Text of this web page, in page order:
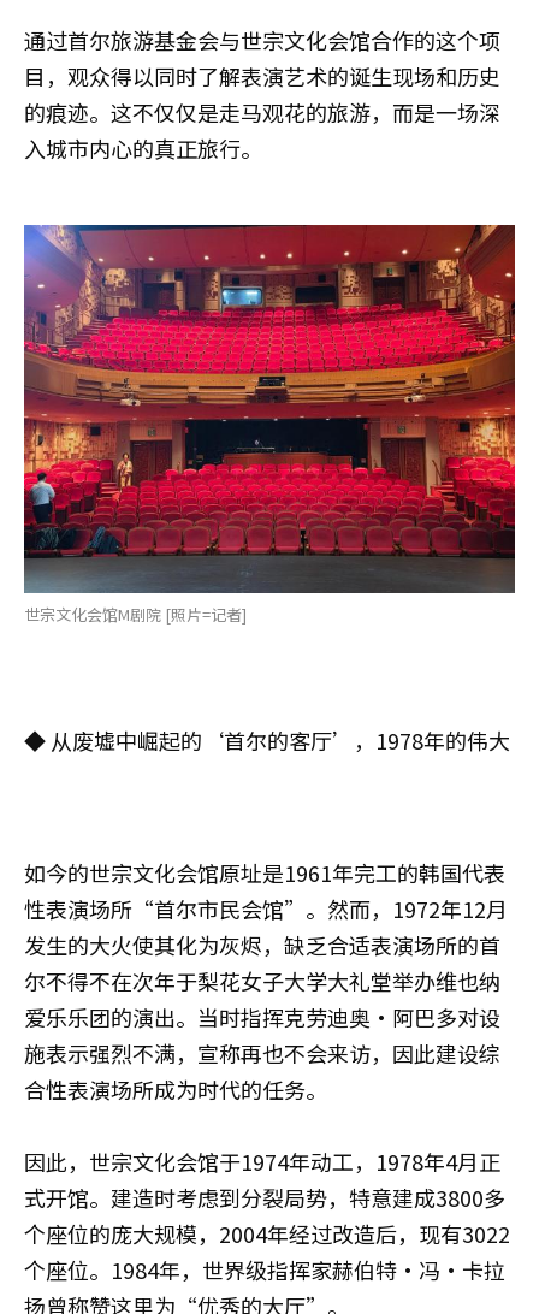
通过首尔旅游基金会与世宗文化会馆合作的这个项
目，观众得以同时了解表演艺术的诞生现场和历史
的痕迹。这不仅仅是走马观花的旅游，而是一场深
入城市内心的真正旅行。
世宗文化会馆M剧院 [照片=记者]
◆ 从废墟中崛起的‘首尔的客厅’，1978年的伟大
如今的世宗文化会馆原址是1961年完工的韩国代表
性表演场所“首尔市民会馆”。然而，1972年12月
发生的大火使其化为灰烬，缺乏合适表演场所的首
尔不得不在次年于梨花女子大学大礼堂举办维也纳
爱乐乐团的演出。当时指挥克劳迪奥·阿巴多对设
施表示强烈不满，宣称再也不会来访，因此建设综
合性表演场所成为时代的任务。
因此，世宗文化会馆于1974年动工，1978年4月正
式开馆。建造时考虑到分裂局势，特意建成3800多
个座位的庞大规模，2004年经过改造后，现有3022
个座位。1984年，世界级指挥家赫伯特·冯·卡拉
扬曾称赞这里为“优秀的大厅”。